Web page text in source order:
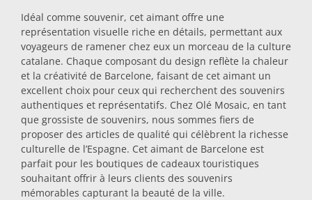
Souvenirs par ville
Souvenirs d'Espagne
Idéal comme souvenir, cet aimant offre une
représentation visuelle riche en détails, permettant aux
voyageurs de ramener chez eux un morceau de la culture
catalane. Chaque composant du design reflète la chaleur
et la créativité de Barcelone, faisant de cet aimant un
excellent choix pour ceux qui recherchent des souvenirs
authentiques et représentatifs. Chez Olé Mosaic, en tant
que grossiste de souvenirs, nous sommes fiers de
proposer des articles de qualité qui célèbrent la richesse
culturelle de l’Espagne. Cet aimant de Barcelone est
parfait pour les boutiques de cadeaux touristiques
souhaitant offrir à leurs clients des souvenirs
mémorables capturant la beauté de la ville.